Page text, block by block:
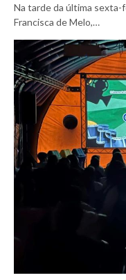
Na tarde da última sexta-
Francisca de Melo,…